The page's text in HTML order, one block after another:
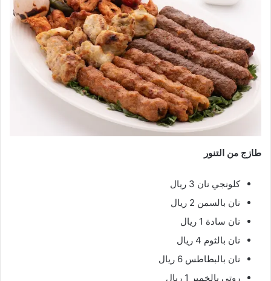
طازج من التنور
كلونجي نان 3 ريال
نان بالسمن 2 ريال
نان سادة 1 ريال
نان بالثوم 4 ريال
نان بالبطاطس 6 ريال
روتي بالخمير 1 ريال